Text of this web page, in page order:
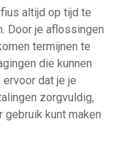
altijd op tijd te
Door je aflossingen
termijnen te
die kunnen
dat je je
zorgvuldig,
gebruik kunt maken